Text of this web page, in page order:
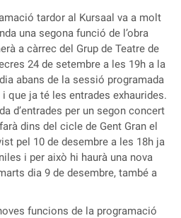
tardor al Kursaal va a molt
una segona funció de l’obra
a càrrec del Grup de Teatre de
24 de setembre a les 19h a la
abans de la sessió programada
que ja té les entrades exhaurides.
d’entrades per un segon concert
farà dins del cicle de Gent Gran el
pel 10 de desembre a les 18h ja
i per això hi haurà una nova
dia 9 de desembre, també a
funcions de la programació